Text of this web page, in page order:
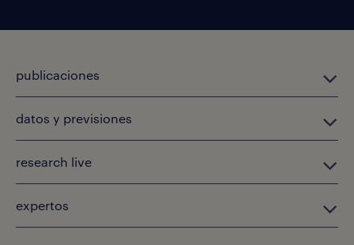
publicaciones
datos y previsiones
research live
expertos